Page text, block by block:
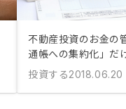
不動産投資のお金の
通帳への集約化」だ
投資する2018.06.20